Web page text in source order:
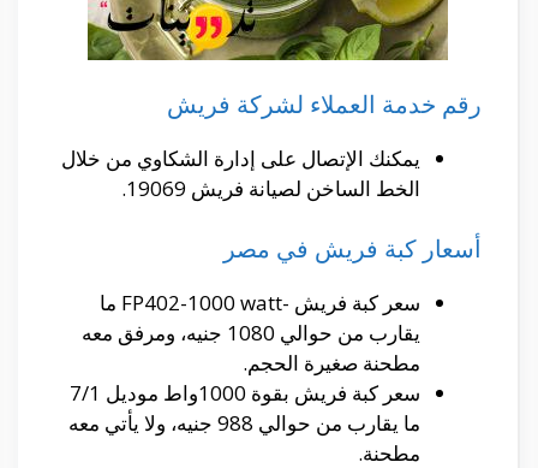
رقم خدمة العملاء لشركة فريش
يمكنك الإتصال على إدارة الشكاوي من خلال
الخط الساخن لصيانة فريش 19069.
أسعار كبة فريش في مصر
سعر كبة فريش -FP402-1000 watt ما
يقارب من حوالي 1080 جنيه، ومرفق معه
مطحنة صغيرة الحجم.
سعر كبة فريش بقوة 1000واط موديل 7/1
ما يقارب من حوالي 988 جنيه، ولا يأتي معه
مطحنة.